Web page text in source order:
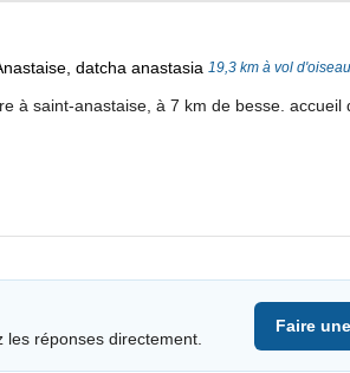
datcha anastasia 19,3 km à vol
à saint-anastaise, à 7 km de besse. accueil
réponses directement.
Faire